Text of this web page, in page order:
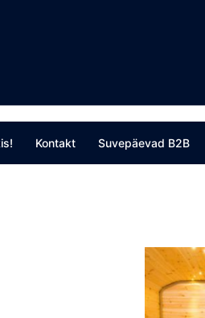
Kontakt Suvepäevad B2B